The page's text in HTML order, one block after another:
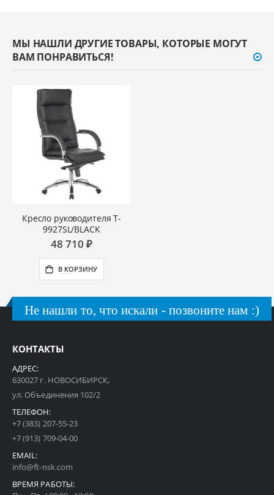
МЫ НАШЛИ ДРУГИЕ ТОВАРЫ, КОТОРЫЕ МОГУТ
ВАМ ПОНРАВИТЬСЯ!
Кресло руководителя T-
9927SL/BLACK
48 710 ₽
В КОРЗИНУ
Не нашли то, что искали - позвоните нам :)
КОНТАКТЫ
АДРЕС:
630027 г. НОВОСИБИРСК,
ул. Объединения 102/2
ТЕЛЕФОН:
+7 (383) 207-55-23
+7 (913) 709-04-00
EMAIL:
info@ft-nsk.com
ВРЕМЯ РАБОТЫ: